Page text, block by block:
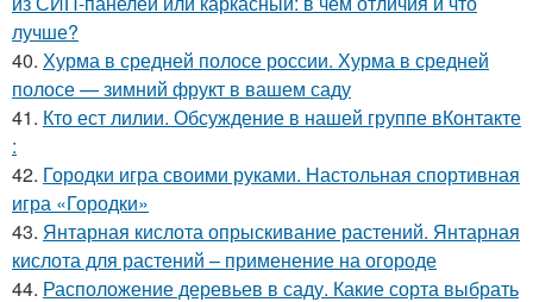
лучше?
40. Хурма в средней полосе россии. Хурма в средней
полосе — зимний фрукт в вашем саду
41. Кто ест лилии. Обсуждение в нашей группе вКонтакте
:
42. Городки игра своими руками. Настольная спортивная
игра «Городки»
43. Янтарная кислота опрыскивание растений. Янтарная
кислота для растений – применение на огороде
44. Расположение деревьев в саду. Какие сорта выбрать